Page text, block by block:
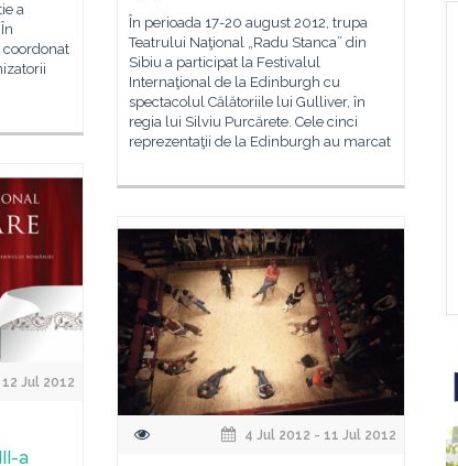
a
coordonat
În perioada 17-20 august 2012, trupa
Teatrului Naţional „Radu Stanca” din
Sibiu a participat la Festivalul
Internaţional de la Edinburgh cu
spectacolul Călătoriile lui Gulliver, în
regia lui Silviu Purcărete. Cele cinci
reprezentaţii de la Edinburgh au marcat
Jul 2012
a
4 Jul 2012 - 11 Jul 2012